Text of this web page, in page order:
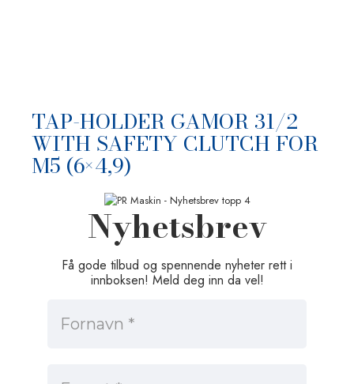
TAP-HOLDER GAMOR 31/2
WITH SAFETY CLUTCH FOR
M5 (6×4,9)
Nyhetsbrev
Få gode tilbud og spennende nyheter rett i
innboksen! Meld deg inn da vel!